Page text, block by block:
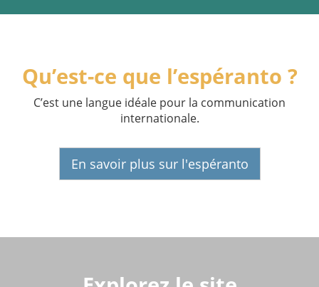
Qu’est-ce que l’espéranto ?
C’est une langue idéale pour la communication
internationale.
En savoir plus sur l'espéranto